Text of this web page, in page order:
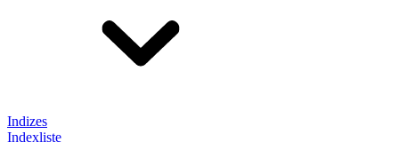
Indizes
Indexliste